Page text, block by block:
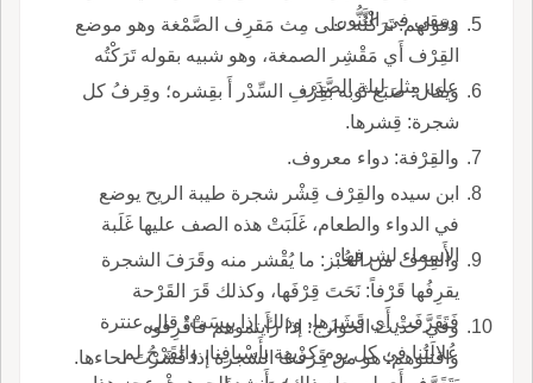
ويبقى في التَّنُّور.
وقولهم: تَرَكْتُه على مِث مَقرِف الصَّمْغة وهو موضع
القِرْف أَي مَقْشِر الصمغة، وهو شبيه بقوله تَرَكْتُه
على مِثل ليلة الصَّدَر.
ويقال: صَبَغ ثوبه بقِرْفِ السِّدْر أَ بقِشره؛ وقِرفُ كل
شجرة: قِشرها.
والقِرْفة: دواء معروف.
ابن سيده والقِرْف قِشْر شجرة طيبة الريح يوضع
في الدواء والطعام، غَلَبَتْ هذه الصف عليها غَلَبة
الأَسماء لشرفها.
والقِرْف من الخُبْز: ما يُقْشر منه وقَرَفَ الشجرة
يقرِفُها قَرْفاً: نَحَتَ قِرْفَها، وكذلك قَرَ القَرْحة
فَتَقَرَّفَتْ أَي قَشَرَها، وذلك إذا يبِسَتْ؛ قال عنترة
عُلالَتُنا في كل يومِ كريهة بأَسْيافِنا، والقَرْحُ لم
وفي حديث الخوارج: إذا رأَيتموهم فاقْرِفوه
واقتلوهم؛ هو من قَرَفْتُ الشجرة إذا قَشَرْتَ لحاءها.